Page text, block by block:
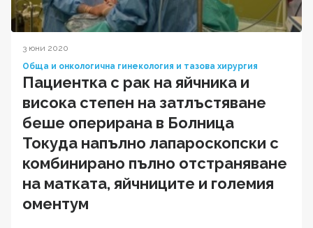
3 юни 2020
Обща и онкологична гинекология и тазова хирургия
Пациентка с рак на яйчника и
висока степен на затлъстяване
беше оперирана в Болница
Токуда напълно лапароскопски с
комбинирано пълно отстраняване
на матката, яйчниците и големия
оментум